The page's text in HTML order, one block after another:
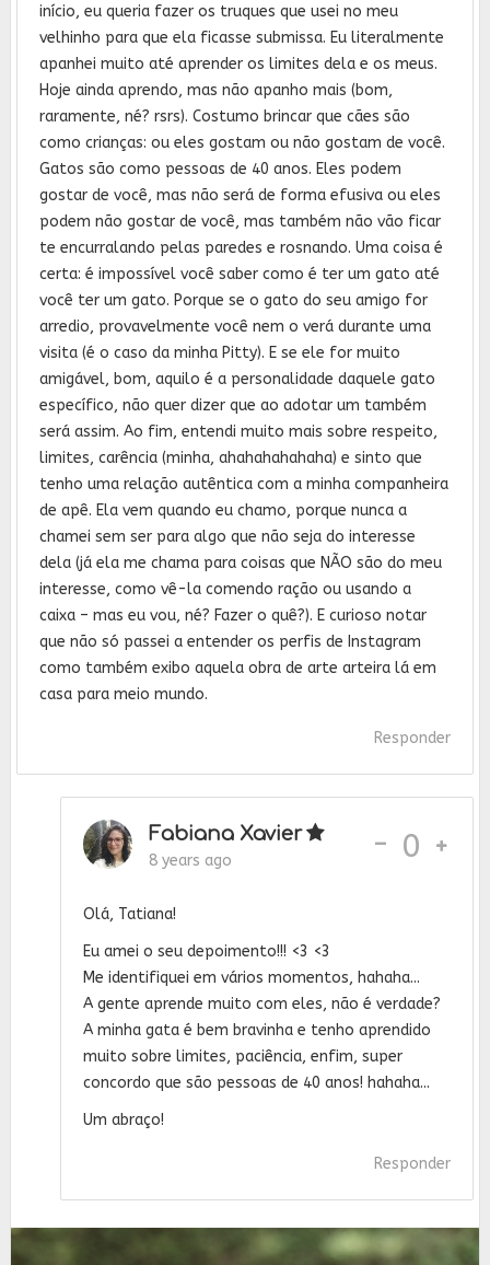
início, eu queria fazer os truques que usei no meu
velhinho para que ela ficasse submissa. Eu literalmente
apanhei muito até aprender os limites dela e os meus.
Hoje ainda aprendo, mas não apanho mais (bom,
raramente, né? rsrs). Costumo brincar que cães são
como crianças: ou eles gostam ou não gostam de você.
Gatos são como pessoas de 40 anos. Eles podem
gostar de você, mas não será de forma efusiva ou eles
podem não gostar de você, mas também não vão ficar
te encurralando pelas paredes e rosnando. Uma coisa é
certa: é impossível você saber como é ter um gato até
você ter um gato. Porque se o gato do seu amigo for
arredio, provavelmente você nem o verá durante uma
visita (é o caso da minha Pitty). E se ele for muito
amigável, bom, aquilo é a personalidade daquele gato
específico, não quer dizer que ao adotar um também
será assim. Ao fim, entendi muito mais sobre respeito,
limites, carência (minha, ahahahahahaha) e sinto que
tenho uma relação autêntica com a minha companheira
de apê. Ela vem quando eu chamo, porque nunca a
chamei sem ser para algo que não seja do interesse
dela (já ela me chama para coisas que NÃO são do meu
interesse, como vê-la comendo ração ou usando a
caixa – mas eu vou, né? Fazer o quê?). E curioso notar
que não só passei a entender os perfis de Instagram
como também exibo aquela obra de arte arteira lá em
casa para meio mundo.
Responder
Fabiana Xavier
8 years ago - 0
Olá, Tatiana!
Eu amei o seu depoimento!!! <3 <3
Me identifiquei em vários momentos, hahaha...
A gente aprende muito com eles, não é verdade?
A minha gata é bem bravinha e tenho aprendido
muito sobre limites, paciência, enfim, super
concordo que são pessoas de 40 anos! hahaha...
Um abraço!
Responder